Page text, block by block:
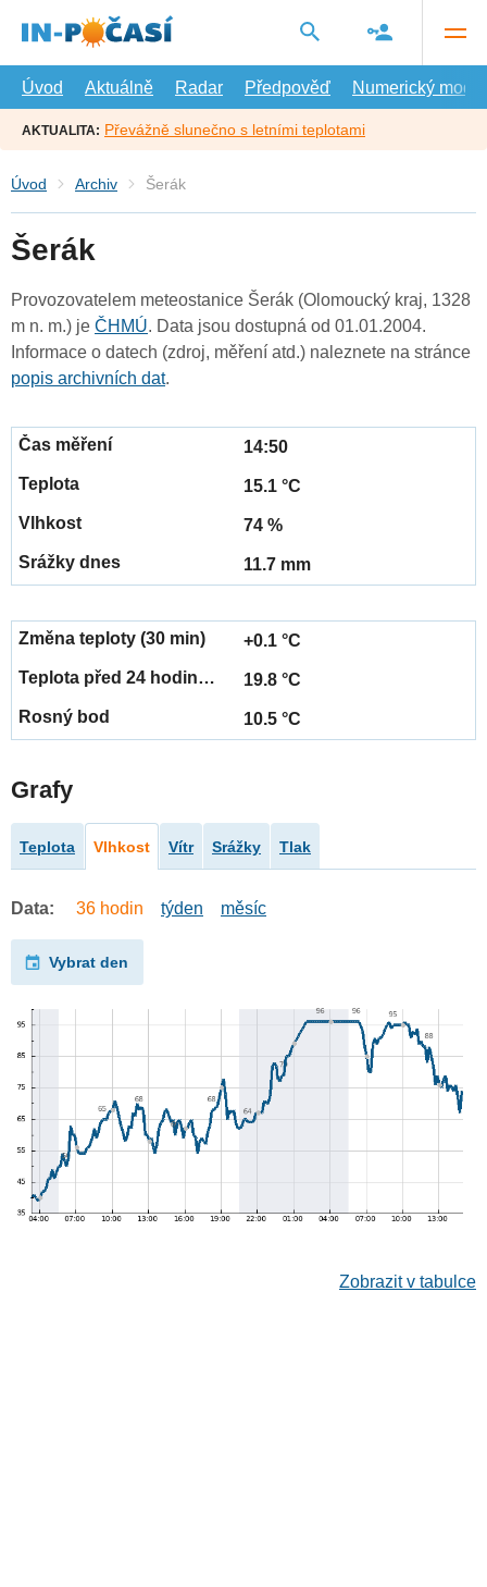
hlavní
Úvod
Aktuálně Radar Předpověď Numerický model
AKTUALITA: Převážně slunečno s letními teplotami
Úvod Archiv Šerák
Šerák
Provozovatelem meteostanice Šerák (Olomoucký kraj, 1328
m n. m.) je ČHMÚ. Data jsou dostupná od 01.01.2004.
Informace o datech (zdroj, měření atd.) naleznete na stránce
popis archivních dat.
14:50
15.1 °C
74 %
11.7 mm
+0.1 °C
19.8 °C
10.5 °C
Grafy
Teplota Vlhkost Vítr Srážky Tlak
Data: 36 hodin týden měsíc
Vybrat den
Zobrazit v tabulce